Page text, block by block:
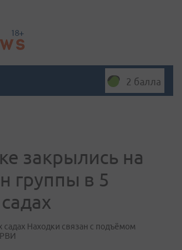
2 балла
закрылись на
группы в 5
садах Находки связан с подъёмом